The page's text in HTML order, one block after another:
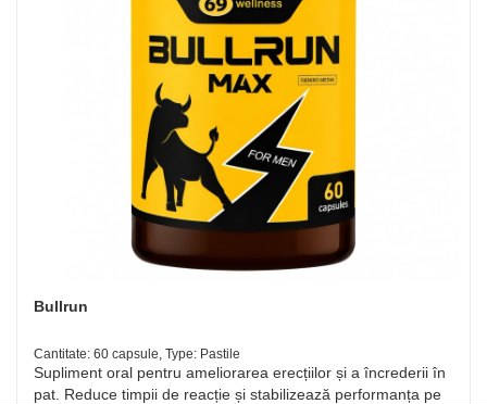
Bullrun
Cantitate: 60 capsule, Type: Pastile
Supliment oral pentru ameliorarea erecțiilor și a încrederii în
pat. Reduce timpii de reacție și stabilizează performanța pe